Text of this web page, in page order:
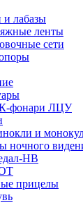
и лабазы
ленты
сети
фонари ЛЦУ
и
ночного
НВ
прицелы